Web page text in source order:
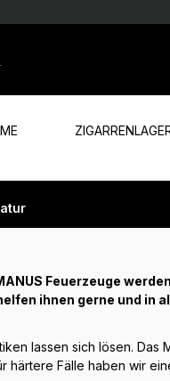
Feuerzeuge
ihnen gerne und in
lassen sich lösen.
härtere Fälle haben wir